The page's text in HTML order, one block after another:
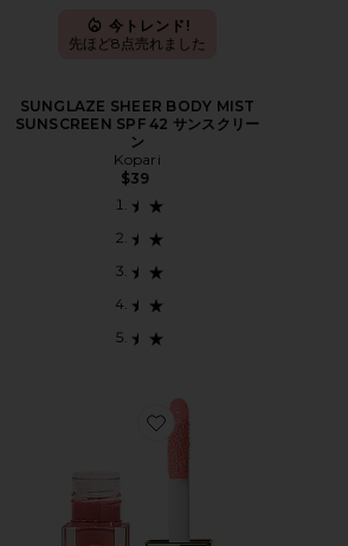
今トレンド!
先ほど8点売れました
SUNGLAZE SHEER BODY MIST
SUNSCREEN SPF 42 サンスクリー
ン
Kopari
$39
Favorite TINTED リップオイル